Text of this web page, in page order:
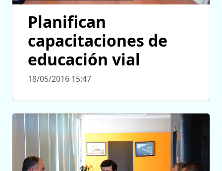
Planifican
capacitaciones de
educación vial
18/05/2016 15:47